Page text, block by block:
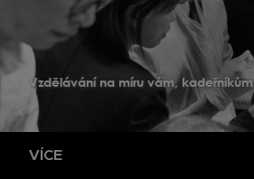
Vzdělávání na míru vám, kadeřníkům
VÍCE